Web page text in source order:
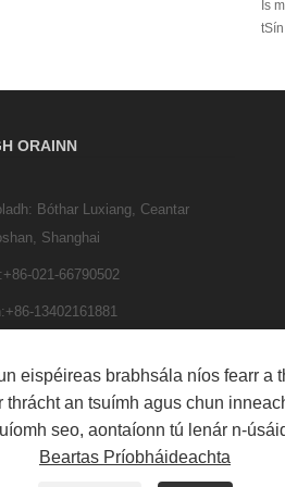
Is
ORAINN
Bóthar Luxiang, Ceantar
Shanghai
+86-021-66790502
+86-13402161881
+86-021-66790503
eispéireas brabhsála níos fearr a
an tsuímh agus chun
seo, aontaíonn tú lenár n-
Beartas Príobháideachta